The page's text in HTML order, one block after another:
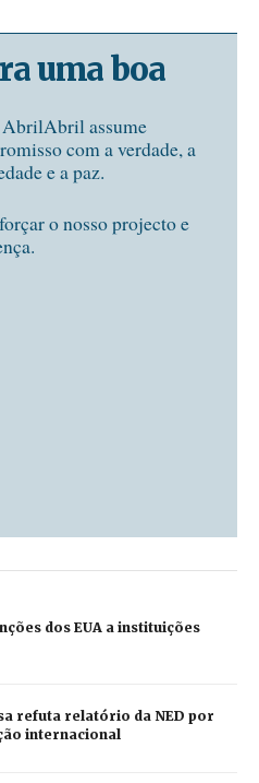
uma boa
AbrilAbril assume
com a verdade, a
e a paz.
o nosso projecto e
dos EUA a instituições
refuta relatório da NED por
internacional